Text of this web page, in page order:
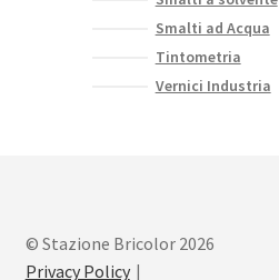
Smalti ad Acqua
Tintometria
Vernici Industria
© Stazione Bricolor 2026
Privacy Policy